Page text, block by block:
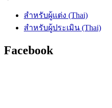
สำหรับผู้แต่ง (Thai)
สำหรับผู้ประเมิน (Thai)
Facebook